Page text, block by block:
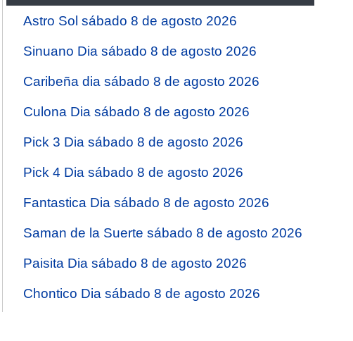
Astro Sol sábado 8 de agosto 2026
Sinuano Dia sábado 8 de agosto 2026
Caribeña dia sábado 8 de agosto 2026
Culona Dia sábado 8 de agosto 2026
Pick 3 Dia sábado 8 de agosto 2026
Pick 4 Dia sábado 8 de agosto 2026
Fantastica Dia sábado 8 de agosto 2026
Saman de la Suerte sábado 8 de agosto 2026
Paisita Dia sábado 8 de agosto 2026
Chontico Dia sábado 8 de agosto 2026